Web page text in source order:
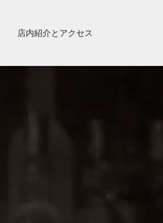
店内紹介とアクセス